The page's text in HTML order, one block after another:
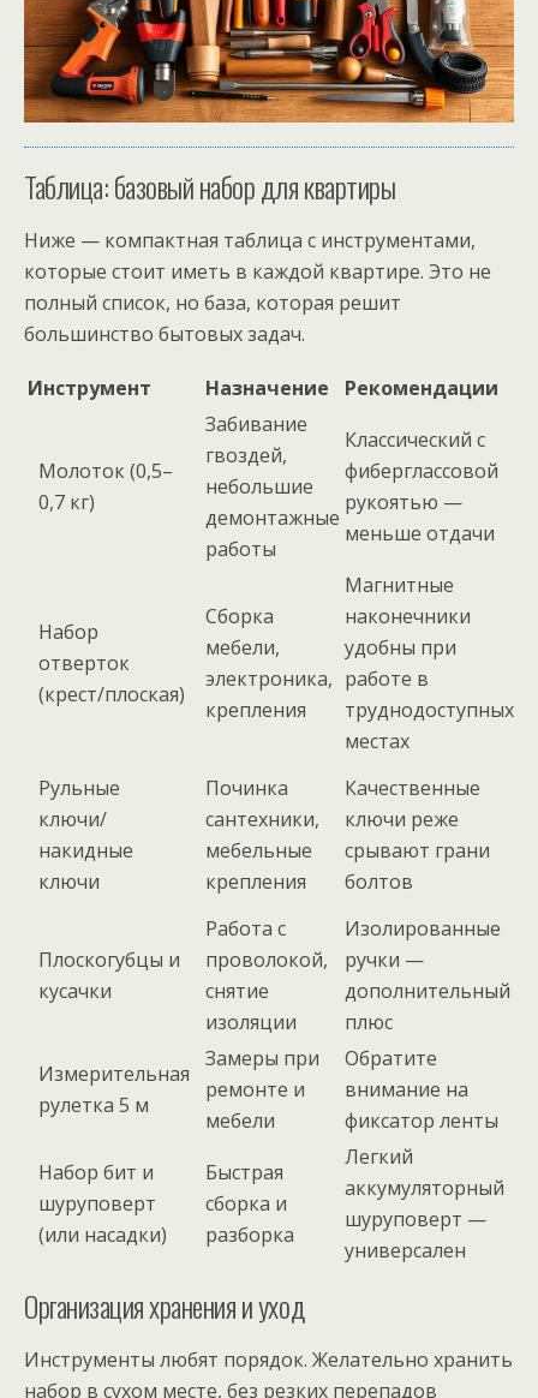
Таблица: базовый набор для квартиры
Ниже — компактная таблица с инструментами,
которые стоит иметь в каждой квартире. Это не
полный список, но база, которая решит
большинство бытовых задач.
Инструмент Назначение Рекомендации
Молоток (0,5–
0,7 кг)
Забивание
гвоздей,
небольшие
демонтажные
работы
Классический с
фиберглассовой
рукоятью —
меньше отдачи
Набор
отверток
(крест/плоская)
Сборка
мебели,
электроника,
крепления
Магнитные
наконечники
удобны при
работе в
труднодоступных
местах
Рульные
ключи/
накидные
ключи
Починка
сантехники,
мебельные
крепления
Качественные
ключи реже
срывают грани
болтов
Плоскогубцы и
кусачки
Работа с
проволокой,
снятие
изоляции
Изолированные
ручки —
дополнительный
плюс
Измерительная
рулетка 5 м
Замеры при
ремонте и
мебели
Обратите
внимание на
фиксатор ленты
Набор бит и
шуруповерт
(или насадки)
Быстрая
сборка и
разборка
Легкий
аккумуляторный
шуруповерт —
универсален
Организация хранения и уход
Инструменты любят порядок. Желательно хранить
набор в сухом месте, без резких перепадов